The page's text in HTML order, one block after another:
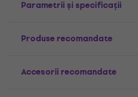
Parametrii și specificații
Produse recomandate
Accesorii recomandate